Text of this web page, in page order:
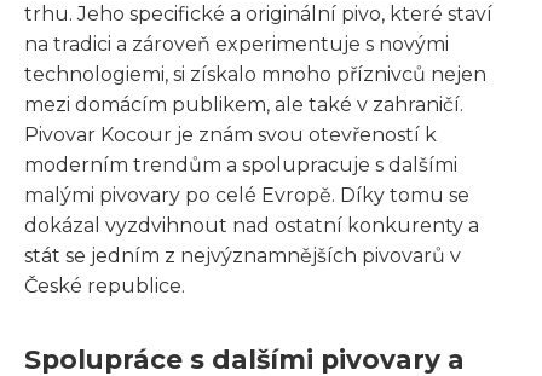
trhu. Jeho specifické a originální pivo, které staví
na tradici a zároveň experimentuje s novými
technologiemi, si získalo mnoho příznivců nejen
mezi domácím publikem, ale také v zahraničí.
Pivovar Kocour je znám svou otevřeností k
moderním trendům a spolupracuje s dalšími
malými pivovary po celé Evropě. Díky tomu se
dokázal vyzdvihnout nad ostatní konkurenty a
stát se jedním z nejvýznamnějších pivovarů v
České republice.
Spolupráce s dalšími pivovary a